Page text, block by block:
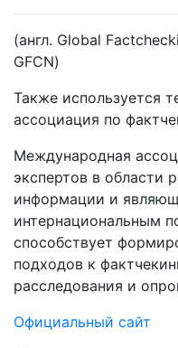
(англ. Global
GFCN)
Также используется
ассоциация по
Международная
экспертов в области
информации и
интернациональным
способствует
подходов к
расследования и
Официальный сайт